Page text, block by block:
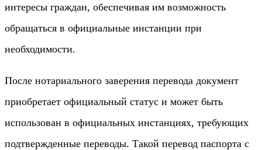
интересы граждан, обеспечивая им возможность
обращаться в официальные инстанции при
необходимости.
После нотариального заверения перевода документ
приобретает официальный статус и может быть
использован в официальных инстанциях, требующих
подтвержденные переводы. Такой перевод паспорта с